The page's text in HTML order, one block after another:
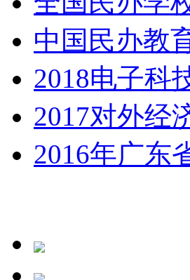
中国民办教
2018电子科
2017对外经
2016年广东